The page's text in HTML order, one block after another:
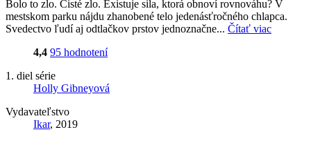
Bolo to zlo. Čisté zlo. Existuje sila, ktorá obnoví rovnováhu? V
mestskom parku nájdu zhanobené telo jedenásťročného chlapca.
Svedectvo ľudí aj odtlačkov prstov jednoznačne... Čítať viac
4,4 95 hodnotení
1. diel série
Holly Gibneyová
Vydavateľstvo
Ikar, 2019